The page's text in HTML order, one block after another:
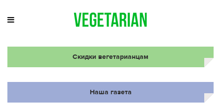
Скидки вегетарианцам
Наша газета